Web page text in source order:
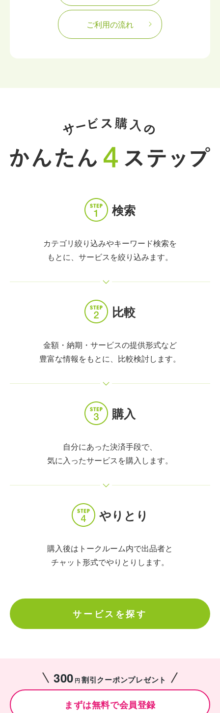
ご利用の流れ
検索
カテゴリ絞り込みやキーワード検索を
もとに、サービスを絞り込みます。
比較
金額・納期・サービスの提供形式など
豊富な情報をもとに、比較検討します。
購入
自分にあった決済手段で、
気に入ったサービスを購入します。
やりとり
購入後はトークルーム内で出品者と
チャット形式でやりとりします。
サービスを探す
300 円 割引クーポンプレゼント
まずは無料で会員登録